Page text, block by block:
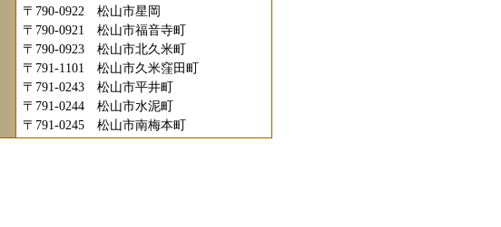
〒790-0922 松山市星岡
〒790-0921 松山市福音寺町
〒790-0923 松山市北久米町
〒791-1101 松山市久米窪田町
〒791-0243 松山市平井町
〒791-0244 松山市水泥町
〒791-0245 松山市南梅本町